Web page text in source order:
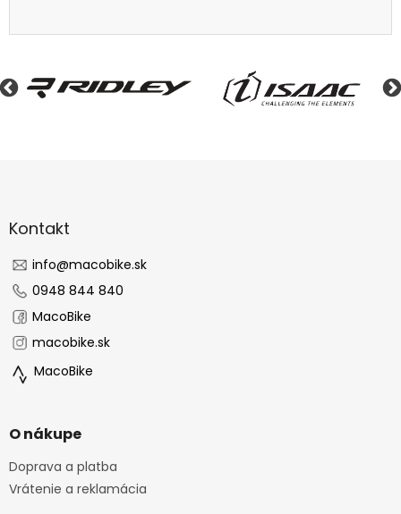
äKontakt
info@macobike.sk
0948 844 840
MacoBike
macobike.sk
MacoBike
O nákupe
Doprava a platba
Vrátenie a reklamácia